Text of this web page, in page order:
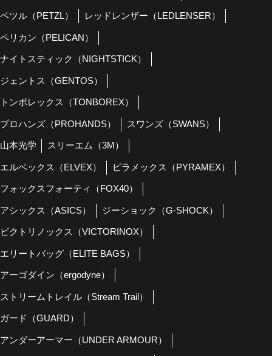
ペツル（PETZL） レッドレンザー（LEDLENSER）
ペリカン（PELICAN）
ナイトスティック（NIGHTSTICK）
ジェントス（GENTOS）
トンボレックス（TONBOREX）
プロハンズ（PROHANDS） スワンズ（SWANS）
山本光学 スリーエム（3M）
エルベックス（ELVEX） ピラメックス（PYRAMEX）
フォックスフォーティ（FOX40）
アシックス（ASICS） ジーショック（G-SHOCK）
ビクトリノックス（VICTORINOX）
エリートバッグ（ELITE BAGS）
アーゴダイン（ergodyne）
ストリームトレイル（Stream Trail）
ガード（GUARD）
アンダーアーマー（UNDER ARMOUR）